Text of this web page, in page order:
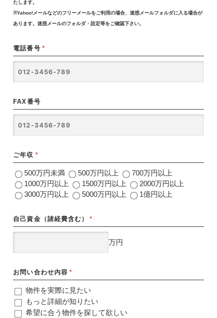
たします。
※Yahoo!メールなどのフリーメールをご利用の場合、迷惑メールフォルダに入る場合が
あります。迷惑メールのフォルダ・設定等をご確認下さい。
電話番号 *
FAX番号
ご年収 *
500万円未満 500万円以上
700万円以上
1000万円以上
1500万円以上
2000万円以上
3000万円以上
5000万円以上 1億円以上
自己資金（諸経費含む） *
万円
お問い合わせ内容 *
物件を実際に見たい
もっと詳細が知りたい
希望に合う物件を探して欲しい